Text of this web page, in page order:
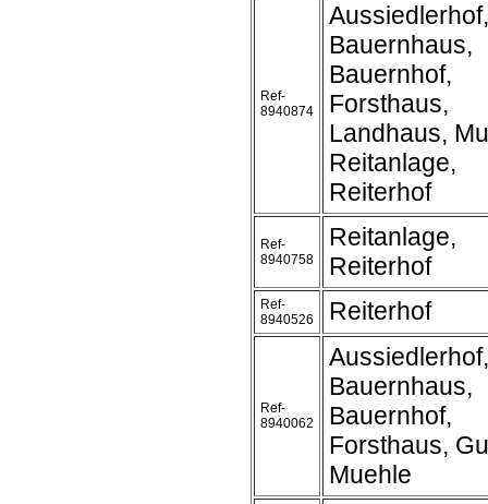
Ref-
8940874
Aussiedlerhof,
Bauernhaus,
Bauernhof,
Forsthaus,
Landhaus,
Reitanlage,
Reiterhof
Ref-
8940758
Reitanlage,
Reiterhof
Ref-
8940526
Reiterhof
Ref-
8940062
Aussiedlerhof,
Bauernhaus,
Bauernhof,
Forsthaus,
Muehle